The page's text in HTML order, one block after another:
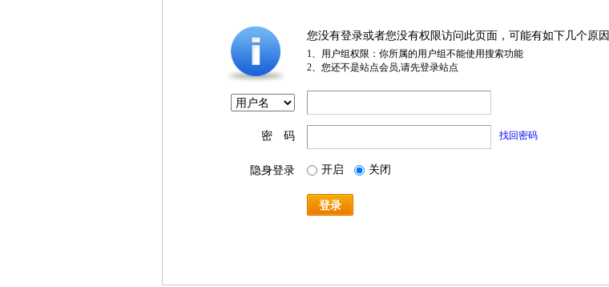
您没有登录或者您没有权限访问此页面，可能有如下几个原因
1、用户组权限：你所属的用户组不能使用搜索功能
2、您还不是站点会员,请先登录站点
密 码 找回密码
隐身登录 开启 关闭
登录